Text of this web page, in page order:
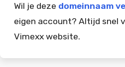
Wil je deze domeinnaam
eigen account? Altijd snel
Vimexx website.